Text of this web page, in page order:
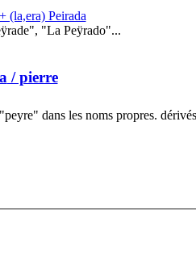
(la,era) Peirada
"La Peÿrado"...
/ pierre
dans les noms propres.